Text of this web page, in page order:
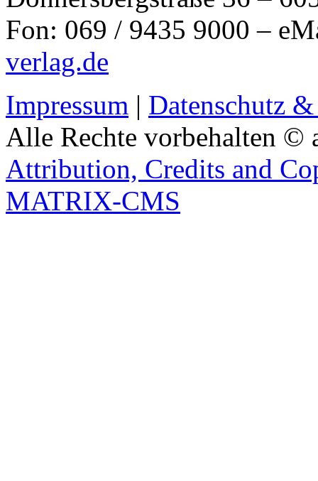
Fon: 069 / 9435 9000 –
verlag.de
Impressum | Datenschutz
Alle Rechte vorbehalten ©
Attribution, Credits and
MATRIX-CMS